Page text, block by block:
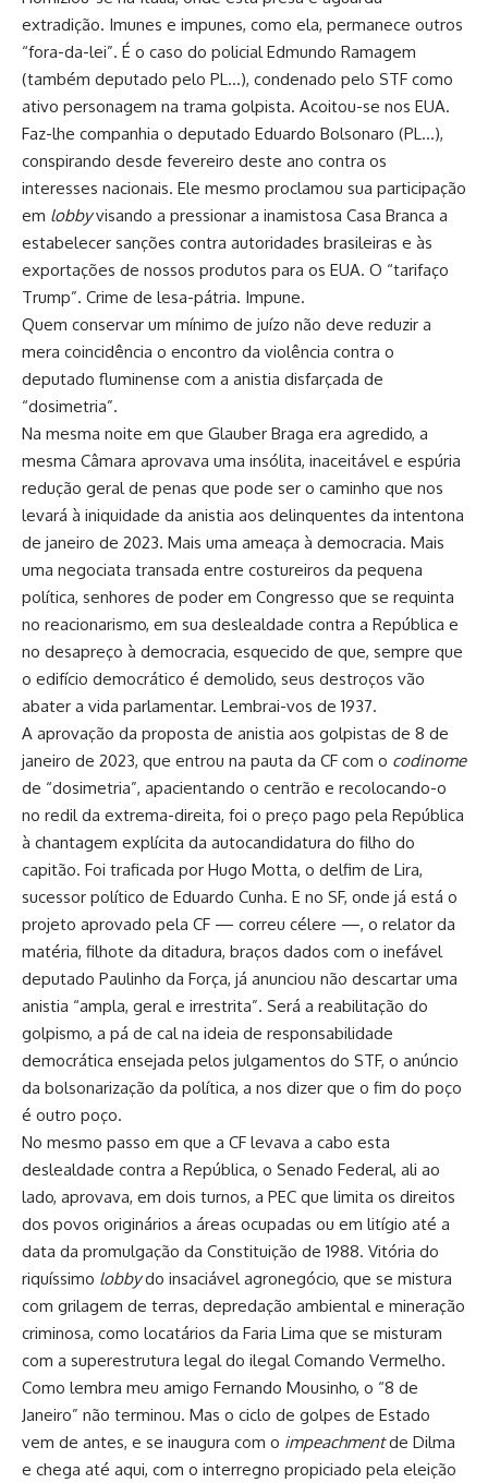
extradição. Imunes e impunes, como ela, permanece outros
“fora-da-lei”. É o caso do policial Edmundo Ramagem
(também deputado pelo PL…), condenado pelo STF como
ativo personagem na trama golpista. Acoitou-se nos EUA.
Faz-lhe companhia o deputado Eduardo Bolsonaro (PL…),
conspirando desde fevereiro deste ano contra os
interesses nacionais. Ele mesmo proclamou sua participação
em lobbyvisando a pressionar a inamistosa Casa Branca a
estabelecer sanções contra autoridades brasileiras e às
exportações de nossos produtos para os EUA. O “tarifaço
Trump”. Crime de lesa-pátria. Impune.
Quem conservar um mínimo de juízo não deve reduzir a
mera coincidência o encontro da violência contra o
deputado fluminense com a anistia disfarçada de
“dosimetria”.
Na mesma noite em que Glauber Braga era agredido, a
mesma Câmara aprovava uma insólita, inaceitável e espúria
redução geral de penas que pode ser o caminho que nos
levará à iniquidade da anistia aos delinquentes da intentona
de janeiro de 2023. Mais uma ameaça à democracia. Mais
uma negociata transada entre costureiros da pequena
política, senhores de poder em Congresso que se requinta
no reacionarismo, em sua deslealdade contra a República e
no desapreço à democracia, esquecido de que, sempre que
o edifício democrático é demolido, seus destroços vão
abater a vida parlamentar. Lembrai-vos de 1937.
A aprovação da proposta de anistia aos golpistas de 8 de
janeiro de 2023, que entrou na pauta da CF com o codinome
de “dosimetria”, apacientando o centrão e recolocando-o
no redil da extrema-direita, foi o preço pago pela República
à chantagem explícita da autocandidatura do filho do
capitão. Foi traficada por Hugo Motta, o delfim de Lira,
sucessor político de Eduardo Cunha. E no SF, onde já está o
projeto aprovado pela CF — correu célere —, o relator da
matéria, filhote da ditadura, braços dados com o inefável
deputado Paulinho da Força, já anunciou não descartar uma
anistia “ampla, geral e irrestrita”. Será a reabilitação do
golpismo, a pá de cal na ideia de responsabilidade
democrática ensejada pelos julgamentos do STF, o anúncio
da bolsonarização da política, a nos dizer que o fim do poço
é outro poço.
No mesmo passo em que a CF levava a cabo esta
deslealdade contra a República, o Senado Federal, ali ao
lado, aprovava, em dois turnos, a PEC que limita os direitos
dos povos originários a áreas ocupadas ou em litígio até a
data da promulgação da Constituição de 1988. Vitória do
riquíssimo lobbydo insaciável agronegócio, que se mistura
com grilagem de terras, depredação ambiental e mineração
criminosa, como locatários da Faria Lima que se misturam
com a superestrutura legal do ilegal Comando Vermelho.
Como lembra meu amigo Fernando Mousinho, o “8 de
Janeiro” não terminou. Mas o ciclo de golpes de Estado
vem de antes, e se inaugura com o impeachmentde Dilma
e chega até aqui, com o interregno propiciado pela eleição